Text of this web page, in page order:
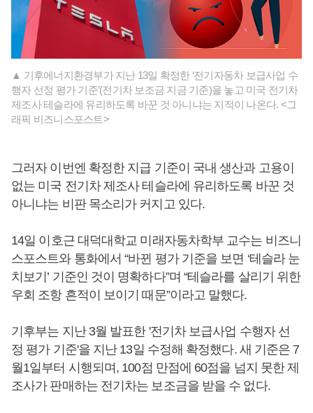
▲ 기후에너지환경부가 지난 13일 확정한 ‘전기자동차 보급사업 수
행자 선정 평가 기준’(전기차 보조금 지금 기준)을 놓고 미국 전기차
제조사 테슬라에 유리하도록 바꾼 것 아니냐는 지적이 나온다. <그
래픽 비즈니스포스트>
그러자 이번엔 확정한 지급 기준이 국내 생산과 고용이
없는 미국 전기차 제조사 테슬라에 유리하도록 바꾼 것
아니냐는 비판 목소리가 커지고 있다.
14일 이호근 대덕대학교 미래자동차학부 교수는 비즈니
스포스트와 통화에서 “바뀐 평가 기준을 보면 ‘테슬라 눈
치보기’ 기준인 것이 명확하다”며 “테슬라를 살리기 위한
우회 조항 흔적이 보이기 때문”이라고 말했다.
기후부는 지난 3월 발표한 '전기차 보급사업 수행자 선
정 평가 기준'을 지난 13일 수정해 확정했다. 새 기준은 7
월1일부터 시행되며, 100점 만점에 60점을 넘지 못한 제
조사가 판매하는 전기차는 보조금을 받을 수 없다.